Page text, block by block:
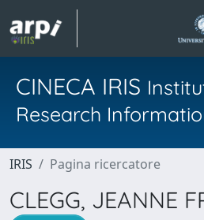
CINECA IRIS
Research
IRIS Pagina ricercatore
CLEGG, JEANNE